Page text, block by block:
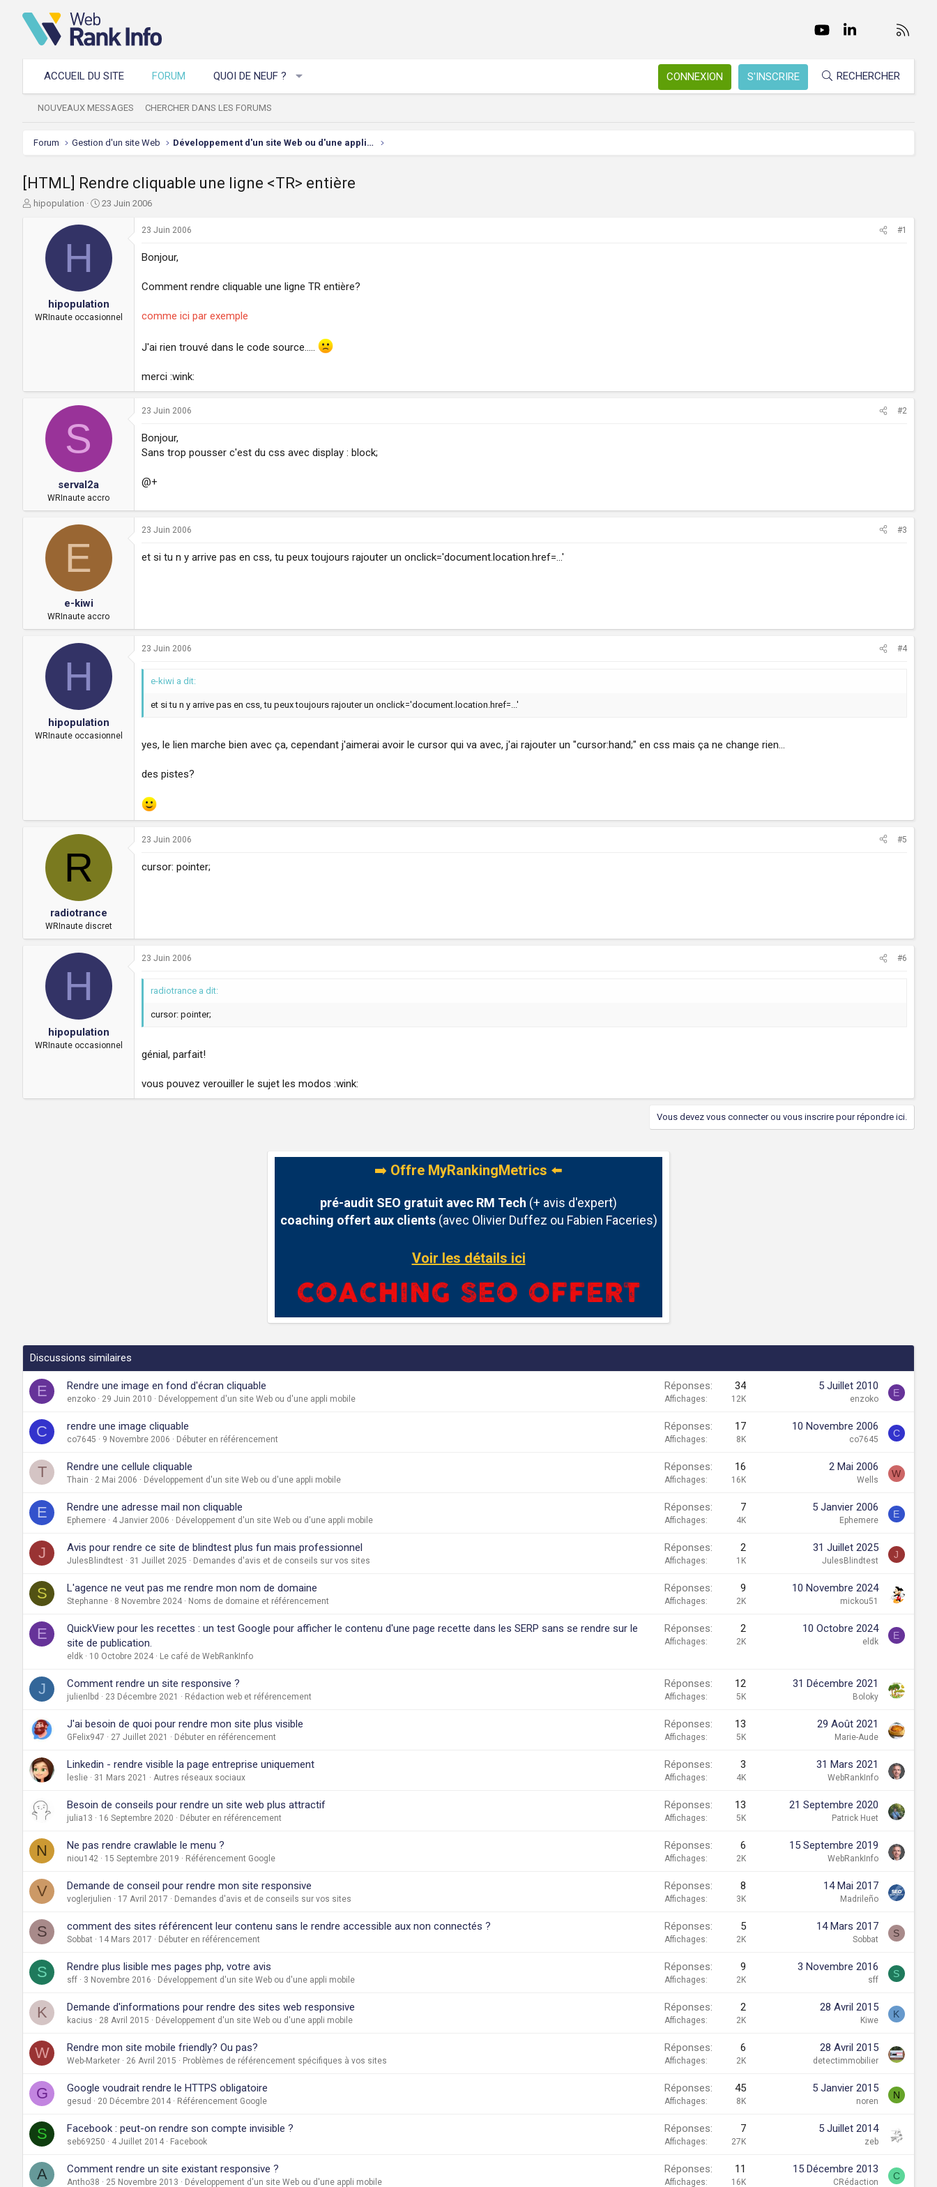
FacebookTwitter youtubeLinkedInNous
ACCUEIL DU SITE FORUM QUOI DE NEUF ? CONNEXION S'INSCRIRE RECHERCHER
NOUVEAUX MESSAGES CHERCHER DANS LES FORUMS
Forum Gestion d'un site Web Développement d'un site Web ou d'une appli mobile
[HTML] Rendre cliquable une ligne <TR> entière
A
a
s
hipopulation
D
e
d
b
u
23 Juin 2006
H
hipopulation
WRInaute occasionnel
23 Juin 2006 #1
Bonjour,
Comment rendre cliquable une ligne TR entière?
comme ici par exemple
J'ai rien trouvé dans le code source.....
merci :wink:
S
serval2a
WRInaute accro
23 Juin 2006 #2
Bonjour,
Sans trop pousser c'est du css avec display : block;
@+
E
e-kiwi
WRInaute accro
23 Juin 2006 #3
et si tu n y arrive pas en css, tu peux toujours rajouter un onclick='document.location.href=...'
H
hipopulation
WRInaute occasionnel
23 Juin 2006 #4
e-kiwi a dit:
et si tu n y arrive pas en css, tu peux toujours rajouter un onclick='document.location.href=...'
yes, le lien marche bien avec ça, cependant j'aimerai avoir le cursor qui va avec, j'ai rajouter un "cursor:hand;" en css mais ça ne change rien...
des pistes?
R
radiotrance
WRInaute discret
23 Juin 2006 #5
cursor: pointer;
H
hipopulation
WRInaute occasionnel
23 Juin 2006 #6
radiotrance a dit:
cursor: pointer;
génial, parfait!
vous pouvez verouiller le sujet les modos :wink:
Vous devez vous connecter ou vous inscrire pour répondre ici.
➡️ Offre MyRankingMetrics ⬅️
pré-audit SEO gratuit avec RM Tech (+ avis d'expert)
coaching offert aux clients(avec Olivier Duffez ou Fabien Faceries)
Voir les détails ici
Discussions similaires
E Rendre une image en fond d'écran cliquable
enzoko 29 Juin 2010 Développement d'un site Web ou d'une appli mobile
Réponses 34
Affichages 12K
5 Juillet 2010
enzoko
E
C rendre une image cliquable
co7645 9 Novembre 2006 Débuter en référencement
Réponses 17
Affichages 8K
10 Novembre 2006
co7645
C
T Rendre une cellule cliquable
Thain 2 Mai 2006 Développement d'un site Web ou d'une appli mobile
Réponses 16
Affichages 16K
2 Mai 2006
Wells
W
E Rendre une adresse mail non cliquable
Ephemere 4 Janvier 2006 Développement d'un site Web ou d'une appli mobile
Réponses 7
Affichages 4K
5 Janvier 2006
Ephemere
E
J Avis pour rendre ce site de blindtest plus fun mais professionnel
JulesBlindtest 31 Juillet 2025 Demandes d'avis et de conseils sur vos sites
Réponses 2
Affichages 1K
31 Juillet 2025
JulesBlindtest
J
S L'agence ne veut pas me rendre mon nom de domaine
Stephanne 8 Novembre 2024 Noms de domaine et référencement
Réponses 9
Affichages 2K
10 Novembre 2024
mickou51
E
QuickView pour les recettes : un test Google pour afficher le contenu d'une page recette dans les SERP sans se rendre sur le
site de publication.
eldk 10 Octobre 2024 Le café de WebRankInfo
Réponses 2
Affichages 2K
10 Octobre 2024
eldk
E
J Comment rendre un site responsive ?
julienlbd 23 Décembre 2021 Rédaction web et référencement
Réponses 12
Affichages 5K
31 Décembre 2021
Boloky
J'ai besoin de quoi pour rendre mon site plus visible
GFelix947 27 Juillet 2021 Débuter en référencement
Réponses 13
Affichages 5K
29 Août 2021
Marie-Aude
Linkedin - rendre visible la page entreprise uniquement
leslie 31 Mars 2021 Autres réseaux sociaux
Réponses 3
Affichages 4K
31 Mars 2021
WebRankInfo
Besoin de conseils pour rendre un site web plus attractif
julia13 16 Septembre 2020 Débuter en référencement
Réponses 13
Affichages 5K
21 Septembre 2020
Patrick Huet
N Ne pas rendre crawlable le menu ?
niou142 15 Septembre 2019 Référencement Google
Réponses 6
Affichages 2K
15 Septembre 2019
WebRankInfo
V Demande de conseil pour rendre mon site responsive
voglerjulien 17 Avril 2017 Demandes d'avis et de conseils sur vos sites
Réponses 8
Affichages 3K
14 Mai 2017
Madrileño
S comment des sites référencent leur contenu sans le rendre accessible aux non connectés ?
Sobbat 14 Mars 2017 Débuter en référencement
Réponses 5
Affichages 2K
14 Mars 2017
Sobbat
S
S Rendre plus lisible mes pages php, votre avis
sff 3 Novembre 2016 Développement d'un site Web ou d'une appli mobile
Réponses 9
Affichages 2K
3 Novembre 2016
sff
S
K Demande d'informations pour rendre des sites web responsive
kacius 28 Avril 2015 Développement d'un site Web ou d'une appli mobile
Réponses 2
Affichages 2K
28 Avril 2015
Kiwe
K
W Rendre mon site mobile friendly? Ou pas?
Web-Marketer 26 Avril 2015 Problèmes de référencement spécifiques à vos sites
Réponses 6
Affichages 2K
28 Avril 2015
detectimmobilier
G Google voudrait rendre le HTTPS obligatoire
gesud 20 Décembre 2014 Référencement Google
Réponses 45
Affichages 8K
5 Janvier 2015
noren
N
S Facebook : peut-on rendre son compte invisible ?
seb69250 4 Juillet 2014 Facebook
Réponses 7
Affichages 27K
5 Juillet 2014
zeb
A Comment rendre un site existant responsive ?
Antho38 25 Novembre 2013 Développement d'un site Web ou d'une appli mobile
Réponses 11
Affichages 16K
15 Décembre 2013
CRédaction
C